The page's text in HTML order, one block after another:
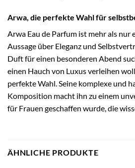
Arwa, die perfekte Wahl für
Arwa Eau de Parfum ist mehr als nur
Aussage über Eleganz und
Duft für einen besonderen Abend
einen Hauch von Luxus verleihen
perfekte Wahl. Seine komplexe und
Komposition macht ihn zu einem
für Frauen geschaffen wurde, die
ÄHNLICHE PRODUKTE